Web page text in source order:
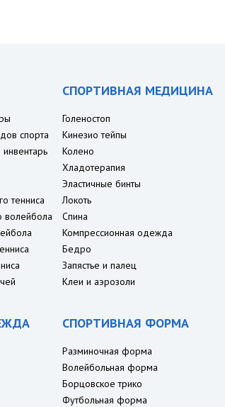
спорта
тенниса
волейбола
СПОРТИВНАЯ МЕДИЦИНА
Голеностоп
Кинезио тейпы
Колено
Хладотерапия
Эластичные бинты
Локоть
Спина
Компрессионная одежда
Бедро
Запястье и палец
Клеи и аэрозоли
СПОРТИВНАЯ ФОРМА
Разминочная форма
Волейбольная форма
Борцовское трико
Футбольная форма